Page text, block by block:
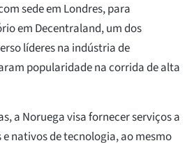
sede em Londres, para
em Decentraland, um dos
líderes na indústria de
popularidade na corrida de alta
a Noruega visa fornecer serviços a
nativos de tecnologia, ao mesmo